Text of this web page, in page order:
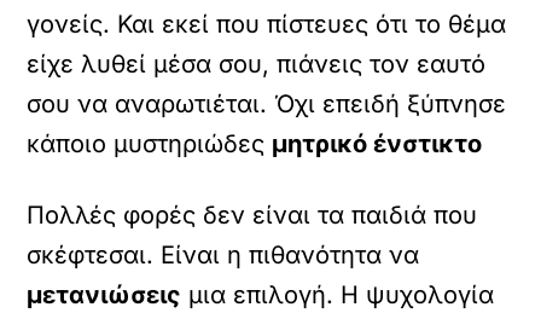
γονείς. Και εκεί που πίστευες ότι το θέμα
είχε λυθεί μέσα σου, πιάνεις τον εαυτό
σου να αναρωτιέται. Όχι επειδή ξύπνησε
κάποιο μυστηριώδες μητρικό ένστικτο
Πολλές φορές δεν είναι τα παιδιά που
σκέφτεσαι. Είναι η πιθανότητα να
μετανιώσεις μια επιλογή. Η ψυχολογία